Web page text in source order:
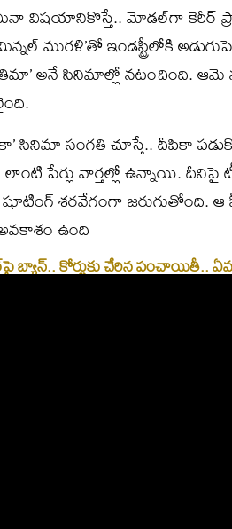
విషయానికొస్తే.. మోడల్‌గా కెరీర్‌
మురళి’తో ఇండస్ట్రీలోకి
అనే సినిమాల్లో నటంచింది. ఆమె
సినిమా సంగతి చూస్తే.. దీపికా
పేర్లు వార్తల్లో ఉన్నాయి. దీనిపై
శరవేగంగా జరుగుతోంది. ఆ
ఉంది
బ్యాన్‌.. కోర్టుకు చేరిన పంచాయితీ..